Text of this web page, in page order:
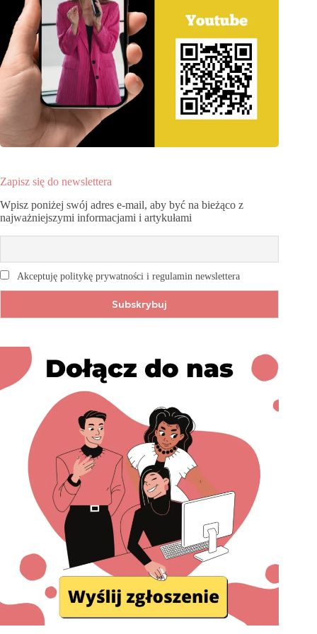
Zapisz się do newslettera
Wpisz poniżej swój adres e-mail, aby być na bieżąco z
najważniejszymi informacjami i artykułami
Akceptuję politykę prywatności i regulamin newslettera